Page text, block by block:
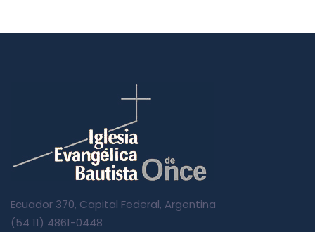
Ecuador 370, Capital Federal, Argentina
(54 11) 4861-0448